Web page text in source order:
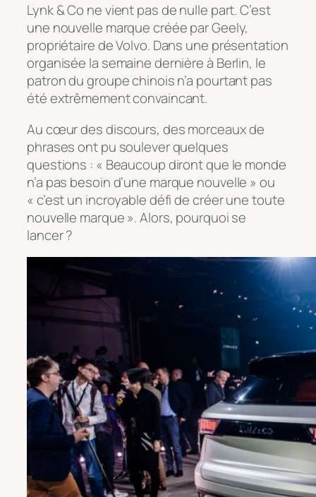
Lynk & Co ne vient pas de nulle part. C’est
une nouvelle marque créée par Geely,
propriétaire de Volvo. Dans une présentation
organisée la semaine dernière à Berlin, le
patron du groupe chinois n’a pourtant pas
été extrêmement convaincant.
Au cœur des discours, des morceaux de
phrases ont pu soulever quelques
questions : « Beaucoup diront que le monde
n’a pas besoin d’une marque nouvelle » ou
« c’est un incroyable défi de créer une toute
nouvelle marque ». Alors, pourquoi se
lancer ?